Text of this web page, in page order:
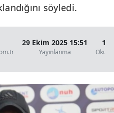
söyledi.
29 Ekim 2025 15:51
Yayınlanma
1